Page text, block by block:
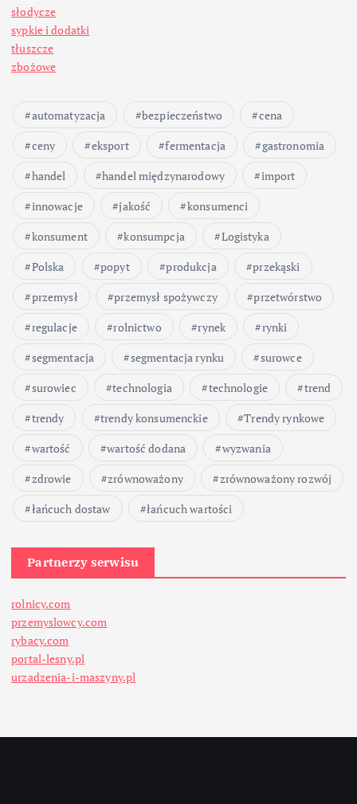
słodycze
sypkie i dodatki
tłuszcze
zbożowe
automatyzacja bezpieczeństwo
cena
ceny
eksport fermentacja
gastronomia
handel
handel międzynarodowy
import
innowacje
jakość
konsumenci
konsument
konsumpcja
Logistyka
Polska
popyt produkcja
przekąski
przemysł
przemysł spożywczy
przetwórstwo
regulacje
rolnictwo rynek
rynki
segmentacja
segmentacja rynku
surowce
surowiec
technologia technologie
trend
trendy
trendy konsumenckie
Trendy rynkowe
wartość
wartość dodana
wyzwania
zdrowie
zrównoważony
zrównoważony rozwój
łańcuch dostaw
łańcuch wartości
Partnerzy serwisu
rolnicy.com
przemyslowcy.com
rybacy.com
portal-lesny.pl
urzadzenia-i-maszyny.pl